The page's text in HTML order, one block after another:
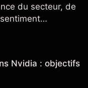
du secteur, de
comprendre
Nvidia : objectifs